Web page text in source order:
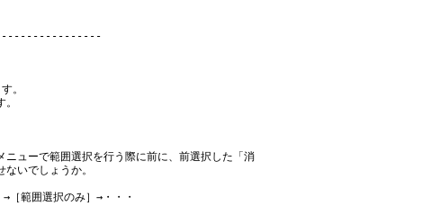
。
ューで範囲選択を行う際に前に、前選択した「消
いでしょうか。
［範囲選択のみ］→・・・